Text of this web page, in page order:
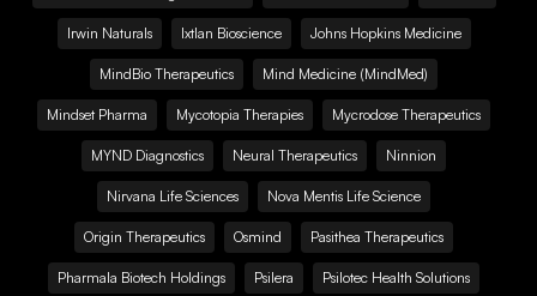
Irwin Naturals Ixtlan Bioscience Johns Hopkins Medicine
MindBio Therapeutics Mind Medicine (MindMed)
Mindset Pharma Mycotopia Therapies Mycrodose Therapeutics
MYND Diagnostics Neural Therapeutics Ninnion
Nirvana Life Sciences Nova Mentis Life Science
Origin Therapeutics Osmind Pasithea Therapeutics
Pharmala Biotech Holdings Psilera Psilotec Health Solutions